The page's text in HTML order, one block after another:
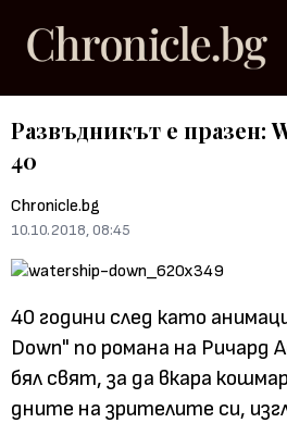
Развъдникът е празен:
40
Chronicle.bg
10.10.2018, 08:45
40 години след като
Down" по романа на Ричард
бял свят, за да вкара
дните на зрителите си,